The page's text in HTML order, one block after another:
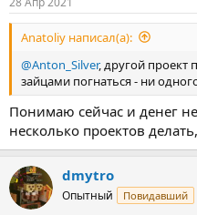
Anatoliy написал(а):
@Anton_Silver, другой проект
зайцами погнаться - ни
Понимаю сейчас и денег
несколько проектов
dmytro
Опытный Повидавший